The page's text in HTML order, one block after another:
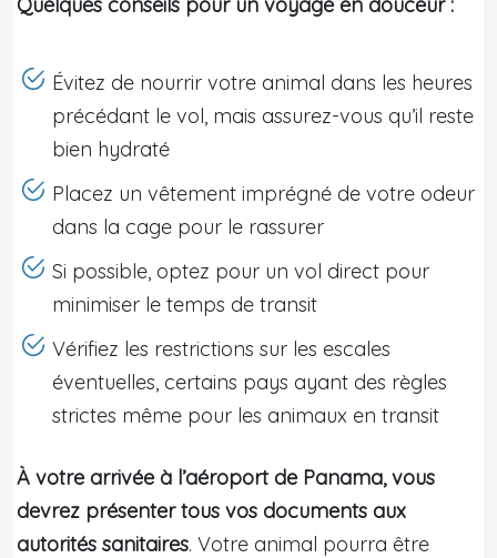
Évitez de nourrir votre animal dans les heures
précédant le vol, mais assurez-vous qu’il reste
bien hydraté
Placez un vêtement imprégné de votre odeur
dans la cage pour le rassurer
Si possible, optez pour un vol direct pour
minimiser le temps de transit
Vérifiez les restrictions sur les escales
éventuelles, certains pays ayant des règles
strictes même pour les animaux en transit
À votre arrivée à l’aéroport de Panama, vous
devrez présenter tous vos documents aux
autorités sanitaires. Votre animal pourra être